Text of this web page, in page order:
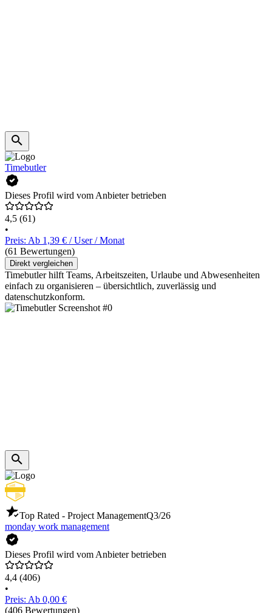
Timebutler
Dieses Profil wird vom Anbieter betrieben
4,5 (61)
•
Preis: Ab 1,39 € / User / Monat
(61 Bewertungen)
Direkt vergleichen
Timebutler hilft Teams, Arbeitszeiten, Urlaube und Abwesenheiten
einfach zu organisieren – übersichtlich, zuverlässig und
datenschutzkonform.
Top Rated - Project ManagementQ3/26
monday work management
Dieses Profil wird vom Anbieter betrieben
4,4 (406)
•
Preis: Ab 0,00 €
(406 Bewertungen)